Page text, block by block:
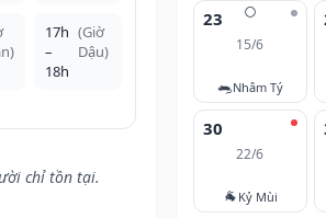
17h
–
18h
(Giờ
Dậu)
chỉ tồn tại.
🌕
23
15/6
🐀Nhâm Tý
30
22/6
🐐 Kỷ Mùi